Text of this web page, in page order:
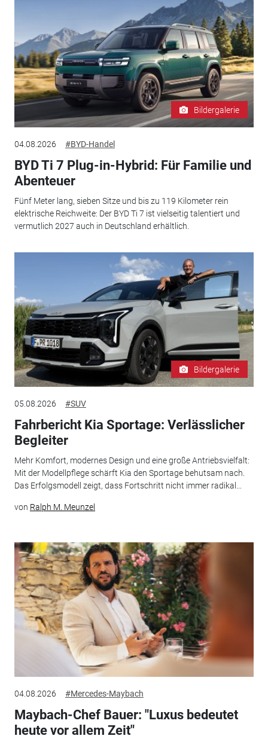
Bildergalerie
04.08.2026 #BYD-Handel
BYD Ti 7 Plug-in-Hybrid: Für Familie und
Abenteuer
Fünf Meter lang, sieben Sitze und bis zu 119 Kilometer rein
elektrische Reichweite: Der BYD Ti 7 ist vielseitig talentiert und
vermutlich 2027 auch in Deutschland erhältlich.
Bildergalerie
05.08.2026 #SUV
Fahrbericht Kia Sportage: Verlässlicher
Begleiter
Mehr Komfort, modernes Design und eine große Antriebsvielfalt:
Mit der Modellpflege schärft Kia den Sportage behutsam nach.
Das Erfolgsmodell zeigt, dass Fortschritt nicht immer radikal...
von Ralph M. Meunzel
04.08.2026 #Mercedes-Maybach
Maybach-Chef Bauer: "Luxus bedeutet
heute vor allem Zeit"